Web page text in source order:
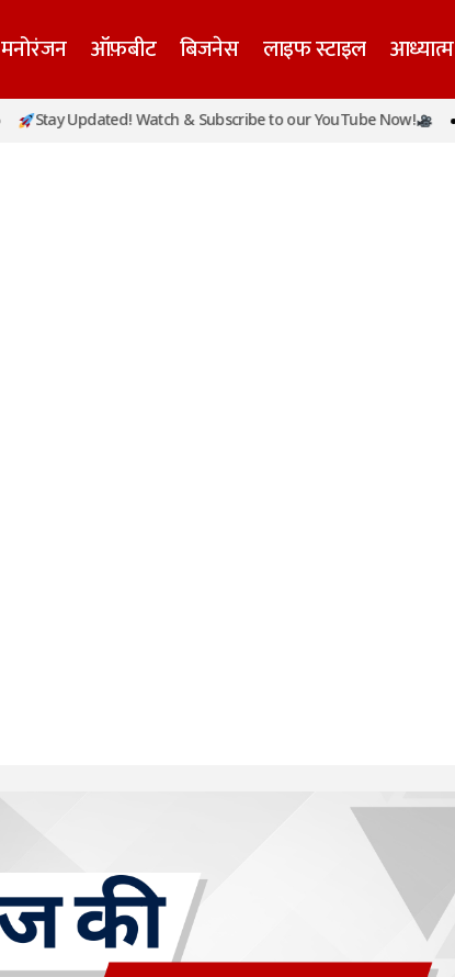
मनोरंजन ऑफ़बीट बिजनेस लाइफ स्टाइल आध्यात्म
Stay Updated! Watch & Subscribe to our YouTube Now!